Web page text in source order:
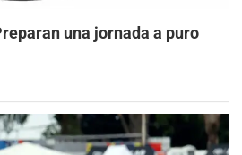
una jornada a puro